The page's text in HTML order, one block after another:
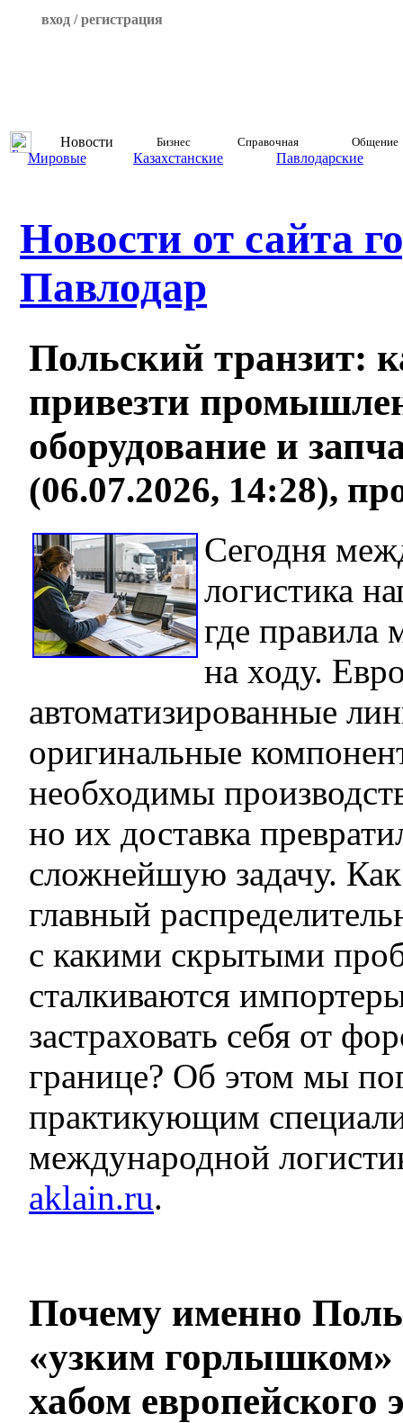
вход / регистрация
Новости Бизнес Справочная Общение
Мировые Казахстанские Павлодарские
Новости от сайта
Павлодар
Польский транзит:
привезти
оборудование и
(06.07.2026, 14:28),
Сегодня
логистика
где правила
на ходу.
автоматизированные
оригинальные
необходимы
но их доставка
сложнейшую задачу. Как
главный
с какими скрытыми
сталкиваются
застраховать себя от
границе? Об этом мы
практикующим
международной
aklain.ru.
Почему именно
«узким
хабом европейского